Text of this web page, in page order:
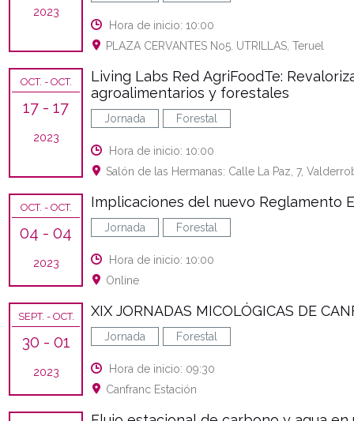
2023
Hora de inicio: 10:00
PLAZA CERVANTES No5. UTRILLAS, Teruel
OCT. - OCT.
17 - 17
2023
Living Labs Red AgriFoodTe:
agroalimentarios y forestales
Jornada Forestal
Hora de inicio: 10:00
Salón de las Hermanas: Calle La Paz, 7,
OCT. - OCT.
04 - 04
2023
Implicaciones del nuevo Reglamento
Jornada Forestal
Hora de inicio: 10:00
Online
SEPT. - OCT.
30 - 01
2023
XIX JORNADAS MICOLÓGICAS DE
Jornada Forestal
Hora de inicio: 09:30
Canfranc Estación